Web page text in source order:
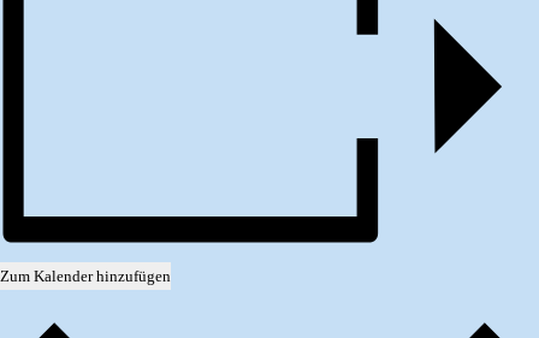
Zum Kalender hinzufügen